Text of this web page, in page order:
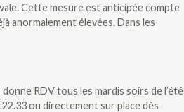
Cette mesure est anticipée compte
anormalement élevées. Dans les
RDV tous les mardis soirs de l’été
ou directement sur place dès